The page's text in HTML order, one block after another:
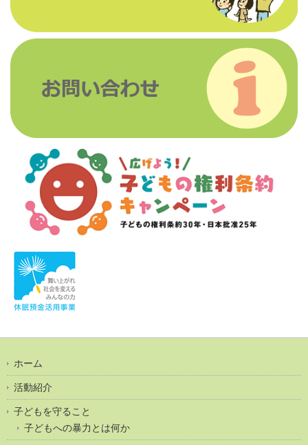
ホーム
活動紹介
子どもを守ること
子どもへの暴力とは何か